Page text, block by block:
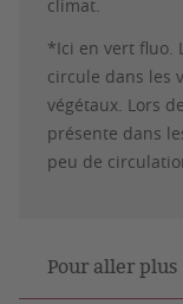
climat.
*Ici en vert fluo.
circule dans les
végétaux. Lors
présente dans
peu de
Pour aller